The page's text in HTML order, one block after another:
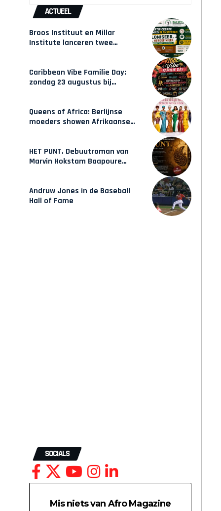
ACTUEEL
Broos Instituut en Millar
Institute lanceren twee
Caribbean Vibe Familie Day:
zondag 23 augustus bij
Queens of Africa: Berlijnse
moeders showen Afrikaanse
HET PUNT. Debuutroman van
Marvin Hokstam Baapoure
Andruw Jones in de Baseball
Hall of Fame
SOCIALS
Mis niets van Afro Magazine